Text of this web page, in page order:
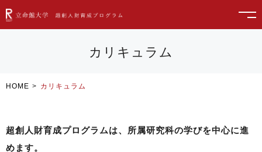
カリキュラム
HOME カリキュラム
超創人財育成プログラムは、 所属研究科の学びを中心に進
めます。